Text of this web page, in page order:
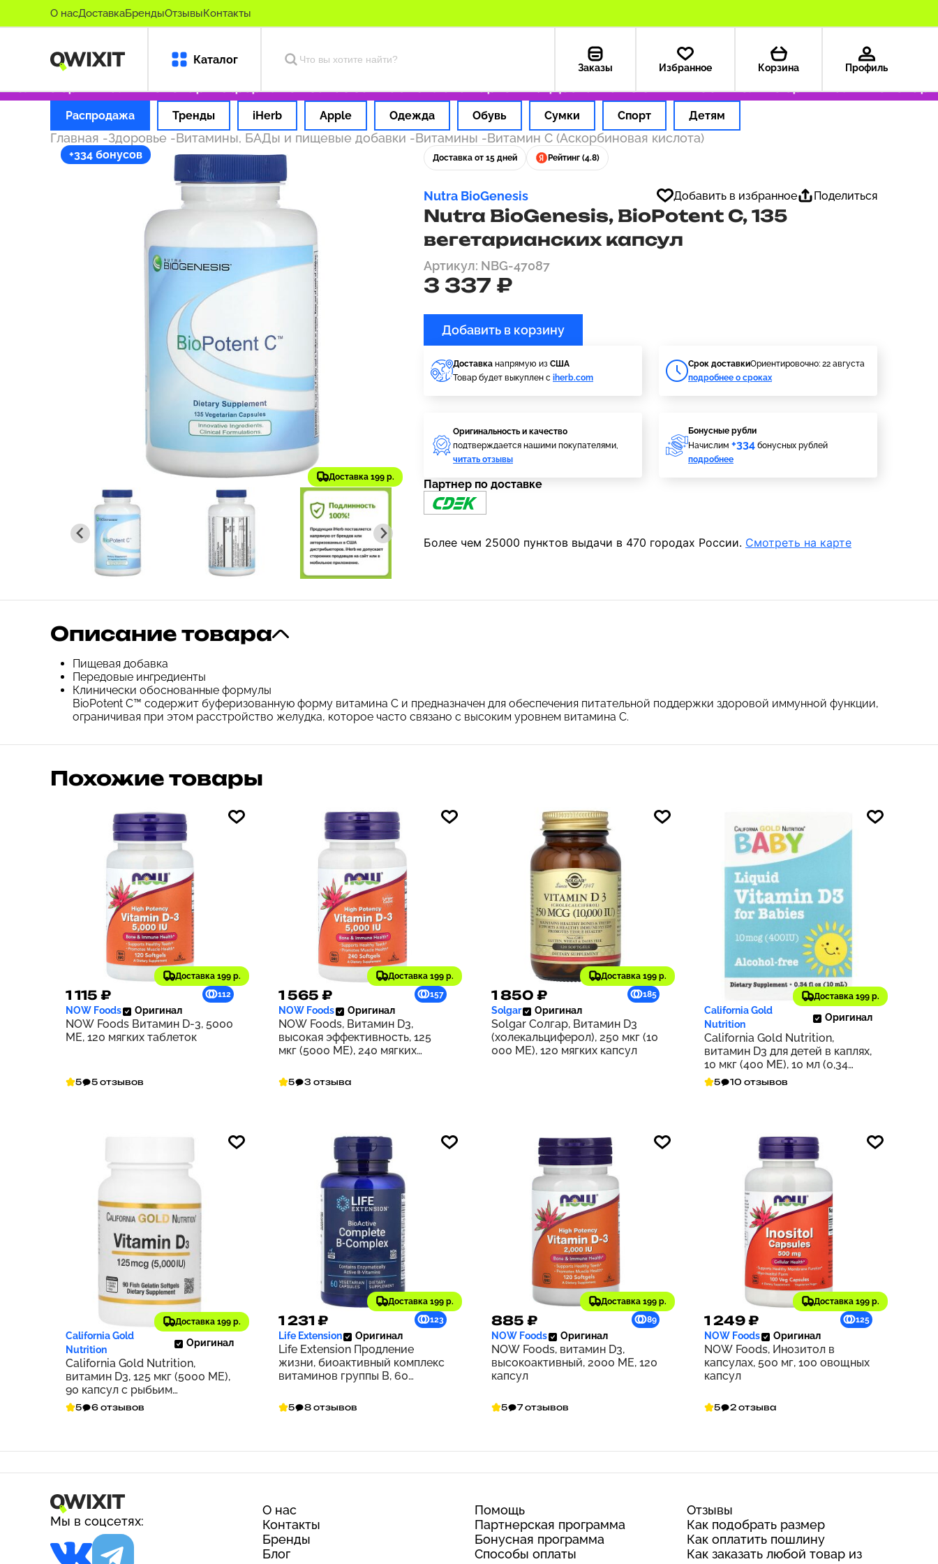
О насДоставкаБрендыОтзывыКонтакты
Каталог
Заказы Избранное Корзина Профиль
оригинальные товары Оформляем заказ за 1 час Оплата картой РФ Доставка из США — 199 ₽ Только оригинальные товары
Распродажа Тренды iHerb Apple Одежда Обувь Сумки Спорт Детям
Главная -Здоровье -Витамины, БАДы и пищевые добавки -Витамины -Витамин С (Аскорбиновая кислота)
+334 бонусов
Доставка 199 р.
Доставка от 15 дней Рейтинг (4.8)
Nutra BioGenesis Добавить в избранное Поделиться
Nutra BioGenesis, BioPotent C, 135
вегетарианских капсул
Артикул: NBG-47087
3 337 ₽
Добавить в корзину
Доставка напрямую из США
Товар будет выкуплен с iherb.com
Cрок доставкиОриентировочно: 22 августа
подробнее о сроках
Оригинальность и качество
подтверждается нашими покупателями,
читать отзывы
Бонусные рубли
Начислим +334 бонусных рублей
подробнее
Партнер по доставке
Более чем 25000 пунктов выдачи в 470 городах России. Смотреть на карте
Описание товара
Пищевая добавка
Передовые ингредиенты
Клинически обоснованные формулы
BioPotent C™ содержит буферизованную форму витамина C и предназначен для обеспечения питательной поддержки здоровой иммунной функции,
ограничивая при этом расстройство желудка, которое часто связано с высоким уровнем витамина C.
Похожие товары
Доставка 199 р.
1 115 ₽ 112
NOW Foods Оригинал
NOW Foods Витамин D-3, 5000
МЕ, 120 мягких таблеток
5 5 отзывов
Доставка 199 р.
1 565 ₽ 157
NOW Foods Оригинал
NOW Foods, Витамин D3,
высокая эффективность, 125
мкг (5000 МЕ), 240 мягких
5 3 отзыва
Доставка 199 р.
1 850 ₽ 185
Solgar Оригинал
Solgar Солгар, Витамин D3
(холекальциферол), 250 мкг (10
000 МЕ), 120 мягких капсул
Доставка 199 р.
106
California Gold
Nutrition
Оригинал
California Gold Nutrition,
витамин D3 для детей в каплях,
10 мкг (400 МЕ), 10 мл (0,34
жидк. унции)
5 10 отзывов
Доставка 199 р.
950 ₽ 95
California Gold
Nutrition
Оригинал
California Gold Nutrition,
витамин D3, 125 мкг (5000 МЕ),
90 капсул с рыбьим
желатином
5 6 отзывов
Доставка 199 р.
1 231 ₽ 123
Life Extension Оригинал
Life Extension Продление
жизни, биоактивный комплекс
витаминов группы В, 60
5 8 отзывов
Доставка 199 р.
885 ₽ 89
NOW Foods Оригинал
NOW Foods, витамин D3,
высокоактивный, 2000 МЕ, 120
капсул
5 7 отзывов
Доставка 199 р.
1 249 ₽ 125
NOW Foods Оригинал
NOW Foods, Инозитол в
капсулах, 500 мг, 100 овощных
капсул
5 2 отзыва
Мы в соцсетях:
О нас
Контакты
Бренды
Блог
Помощь
Партнерская программа
Бонусная программа
Способы оплаты
Отзывы
Как подобрать размер
Как оплатить пошлину
Как заказать любой товар из